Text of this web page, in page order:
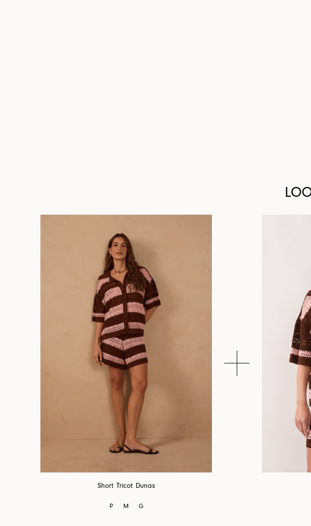
Short Tricot Dunas
P M G